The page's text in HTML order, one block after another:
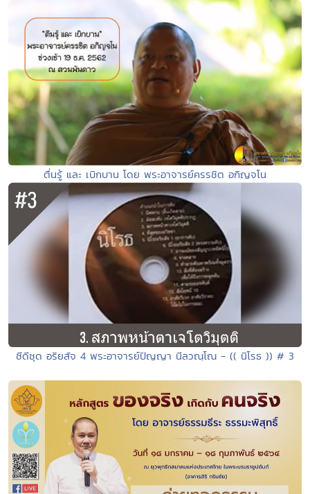
ตื่นรู้ และ เบิกบาน โดย พระอาจารย์ครรชิต อกิญจโน
ซีดีชุด อริยสัจ 4 พระอาจารย์ปัญญา นีลวณฺโณ - (( นิโรธ )) # 3